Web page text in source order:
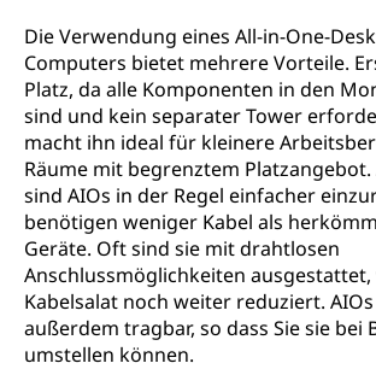
DDie Verwendung eines All-in-One-
Computers bietet mehrere Vorteile.
Platz, da alle Komponenten in den
sind und kein separater Tower
macht ihn ideal für kleinere
Räume mit begrenztem
sind AIOs in der Regel einfacher
benötigen weniger Kabel als
Geräte. Oft sind sie mit drahtlosen
Anschlussmöglichkeiten ausgestattet,
Kabelsalat noch weiter reduziert.
außerdem tragbar, so dass Sie sie bei
umstellen können.